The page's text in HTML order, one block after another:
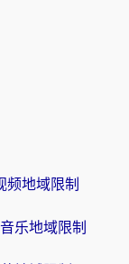
频地域限制
乐地域限制